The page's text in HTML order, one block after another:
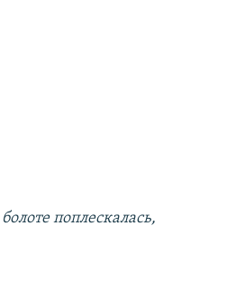
поплескалась,